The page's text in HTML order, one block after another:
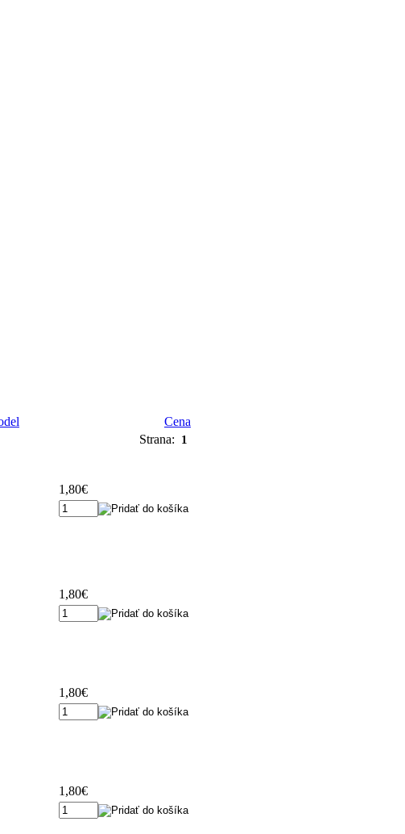
Cena
Strana: 1
1,80€
1,80€
1,80€
1,80€